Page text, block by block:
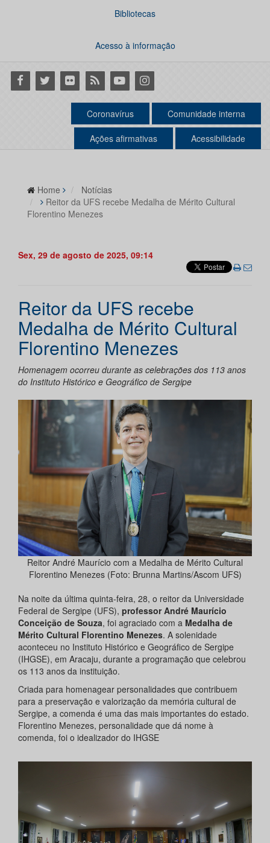
Bibliotecas
Acesso à informação
Facebook
Twitter Flickr RSS YoutubeInstagram
Coronavírus Comunidade interna
Ações afirmativas Acessibilidade
Home
Notícias
Reitor da UFS recebe Medalha de Mérito Cultural
Florentino Menezes
Sex, 29 de agosto de 2025, 09:14
Reitor da UFS recebe
Medalha de Mérito Cultural
Florentino Menezes
Homenagem ocorreu durante as celebrações dos 113 anos
do Instituto Histórico e Geográfico de Sergipe
Reitor André Maurício com a Medalha de Mérito Cultural
Florentino Menezes (Foto: Brunna Martins/Ascom UFS)
Na noite da última quinta-feira, 28, o reitor da Universidade
Federal de Sergipe (UFS), professor André Maurício
Conceição de Souza, foi agraciado com a Medalha de
Mérito Cultural Florentino Menezes. A solenidade
aconteceu no Instituto Histórico e Geográfico de Sergipe
(IHGSE), em Aracaju, durante a programação que celebrou
os 113 anos da instituição.
Criada para homenagear personalidades que contribuem
para a preservação e valorização da memória cultural de
Sergipe, a comenda é uma das mais importantes do estado.
Florentino Menezes, personalidade que dá nome à
comenda, foi o idealizador do IHGSE